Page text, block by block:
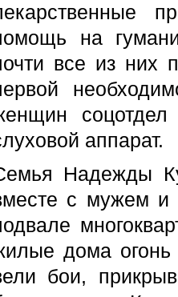
на
все из них
аппарат.
Надежды
с мужем и
дома огонь
бои,